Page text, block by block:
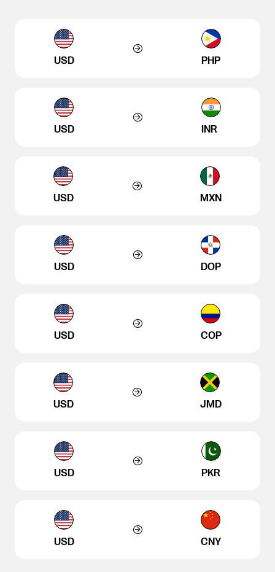
USD PHP
USD INR
USD MXN
USD DOP
USD COP
USD JMD
USD PKR
USD CNY